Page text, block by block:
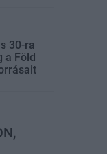
30-ra
a Föld